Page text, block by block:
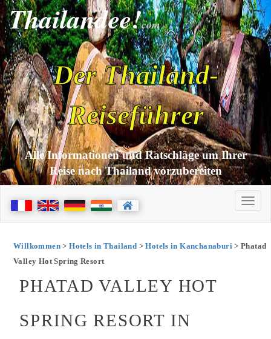
Thailandee!com
Der Thailand-
Reiseführer
Alle Informationen und Ratschläge um Ihrer
Reise nach Thailand vorzubereiten
Willkommen>Hotels in Thailand >Hotels in Kanchanaburi> Phatad
Valley Hot Spring Resort
PHATAD VALLEY HOT
SPRING RESORT IN